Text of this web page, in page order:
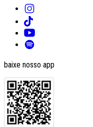
baixe nosso app